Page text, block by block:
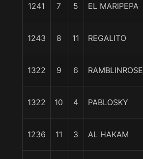
1241 7 5 EL MARIPEPA
1243 8 11 REGALITO
1322 9 6 RAMBLINROSE
1322 10 4 PABLOSKY
1236 11 3 AL HAKAM